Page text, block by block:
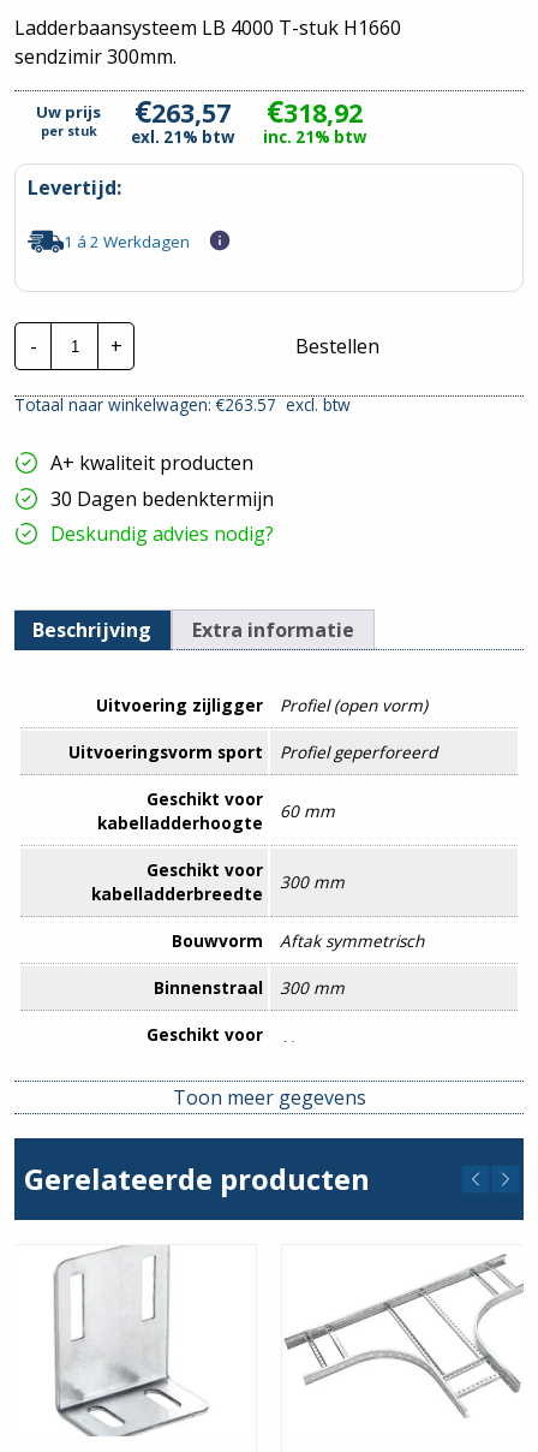
Ladderbaansysteem LB 4000 T-stuk H1660
sendzimir 300mm.
Uw prijs
per stuk €263,57
exl. 21% btw
€318,92
inc. 21% btw
Levertijd:
1 á 2 Werkdagen
-
Stago
Kabelladder
T-
|
hoeveelheid
+ Bestellen
Totaal naar winkelwagen: €263.57excl. btw
A+ kwaliteit producten
30 Dagen bedenktermijn
Deskundig advies nodig?
Beschrijving Extra informatie
Uitvoering zijligger Profiel (open vorm)
Uitvoeringsvorm sport Profiel geperforeerd
Geschikt voor
kabelladderhoogte
60 mm
Geschikt voor
kabelladderbreedte
300 mm
Bouwvorm Aftak symmetrisch
Binnenstraal 300 mm
Geschikt voor
Nee
Kleur Geen
Materiaal
Oppervlaktebehandeling
Roestvaststaal (RVS),
Zonder verbinder
Uitvoering symmetrisch
Toon meer gegevens
Gerelateerde producten